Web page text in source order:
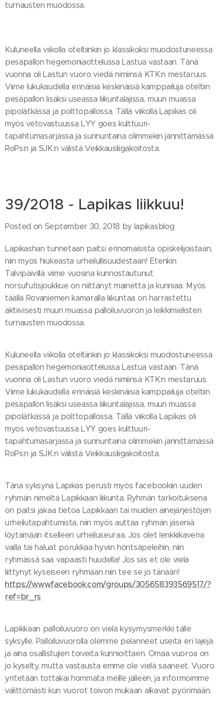
turnausten muodossa.
Kuluneella viikolla oteltiinkin jo klassikoksi muodostuneessa
pesäpallon hegemoniaottelussa Lastua vastaan. Tänä
vuonna oli Lastun vuoro viedä nimiinsä KTK:n mestaruus.
Viime lukukaudella erinäisiä keskinäisiä kamppailuja oteltiin
pesäpallon lisäksi useassa liikuntalajissa, muun muassa
pipolätkässä ja polttopallossa. Tällä viikolla Lapikas oli
myös vetovastuussa LYY goes kulttuuri-
tapahtumasarjassa ja sunnuntaina olimmekin jännittämässä
RoPs:n ja SJK:n välistä Veikkausliigakoitosta.
39/2018 - Lapikas liikkuu!
Posted on September 30, 2018 by lapikasblog
Lapikashan tunnetaan paitsi erinomaisista opiskelijoistaan,
niin myös hiukeasta urheilullisuudestaan! Etenkin
Talvipäivillä viime vuosina kunnostautunut
norsufutisjoukkue on niittänyt mainetta ja kunniaa. Myös
täällä Rovaniemen kamaralla liikuntaa on harrastettu
aktiivisesti muun muassa palloiluvuoron ja leikkimielisten
turnausten muodossa.
Kuluneella viikolla oteltiinkin jo klassikoksi muodostuneessa
pesäpallon hegemoniaottelussa Lastua vastaan. Tänä
vuonna oli Lastun vuoro viedä nimiinsä KTK:n mestaruus.
Viime lukukaudella erinäisiä keskinäisiä kamppailuja oteltiin
pesäpallon lisäksi useassa liikuntalajissa, muun muassa
pipolätkässä ja polttopallossa. Tällä viikolla Lapikas oli
myös vetovastuussa LYY goes kulttuuri-
tapahtumasarjassa ja sunnuntaina olimmekin jännittämässä
RoPs:n ja SJK:n välistä Veikkausliigakoitosta.
Tänä syksynä Lapikas perusti myös facebookiin uuden
ryhmän nimeltä Lapikkaan liikunta. Ryhmän tarkoituksena
on paitsi jakaa tietoa Lapikkaan tai muiden ainejärjestöjen
urheilutapahtumista, niin myös auttaa ryhmän jäseniä
löytämään itselleen urheiluseuraa. Jos olet lenkkikaveria
vailla tai haluat porukkaa hyviin höntsäpeleihin, niin
ryhmässä saa vapaasti huudella! Jos siis et ole vielä
liittynyt kyseiseen ryhmään niin tee se jo tänään!
https://www.facebook.com/groups/305658393569517/?
ref=br_rs
Lapikkaan palloiluvuoro on vielä kysymysmerkki tälle
syksylle. Palloiluvuorolla olemme pelanneet useita eri lajeja
ja aina osallistujien toiveita kunnioittaen. Omaa vuoroa on
jo kyselty, mutta vastausta emme ole vielä saaneet. Vuoro
yritetään tottakai hommata meille jälleen, ja informoimme
välittömästi kun vuorot toivon mukaan alkavat pyörimään.